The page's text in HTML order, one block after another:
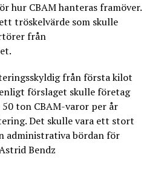
hur CBAM hanteras framöver.
tröskelvärde som skulle
från
från första kilot
förslaget skulle företag
ton CBAM-varor per år
Det skulle vara ett stort
administrativa bördan för
Bendz